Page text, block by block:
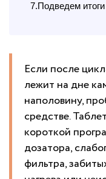
7.Подведем итоги
Если после
лежит на дне
наполовину,
средстве.
короткой
дозатора,
фильтра,